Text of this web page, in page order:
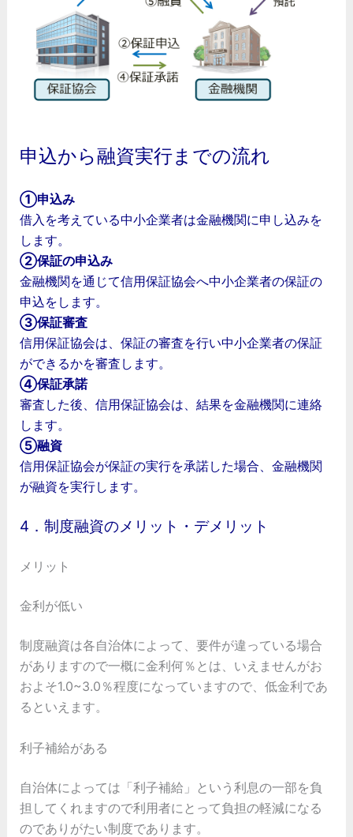
申込から融資実行までの流れ
①申込み
借入を考えている中小企業者は金融機関に申し込みを
します。
②保証の申込み
金融機関を通じて信用保証協会へ中小企業者の保証の
申込をします。
③保証審査
信用保証協会は、保証の審査を行い中小企業者の保証
ができるかを審査します。
④保証承諾
審査した後、信用保証協会は、結果を金融機関に連絡
します。
⑤融資
信用保証協会が保証の実行を承諾した場合、金融機関
が融資を実行します。
4．制度融資のメリット・デメリット
メリット
金利が低い
制度融資は各自治体によって、要件が違っている場合
がありますので一概に金利何％とは、いえませんがお
およそ1.0~3.0％程度になっていますので、低金利であ
るといえます。
利子補給がある
自治体によっては「利子補給」という利息の一部を負
担してくれますので利用者にとって負担の軽減になる
のでありがたい制度であります。